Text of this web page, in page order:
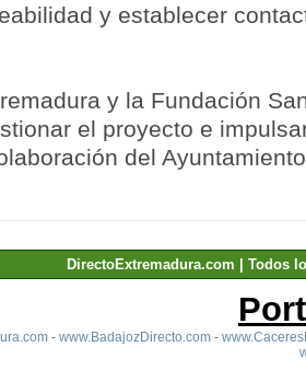
y establecer
y la Fundación
el proyecto e
del
DirectoExtremadura.com | Todos
- www.BadajozDirecto.com-